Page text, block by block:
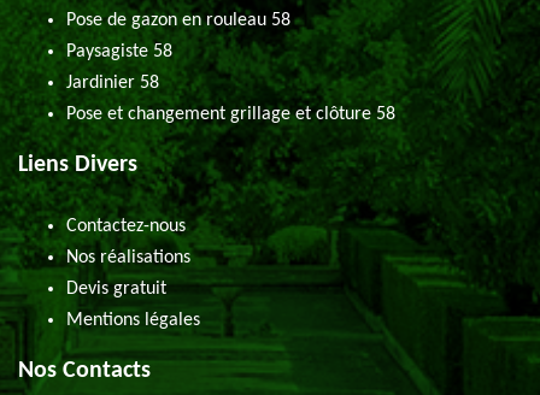
Pose de gazon en rouleau 58
Paysagiste 58
Jardinier 58
Pose et changement grillage et clôture 58
Liens Divers
Contactez-nous
Nos réalisations
Devis gratuit
Mentions légales
Nos Contacts